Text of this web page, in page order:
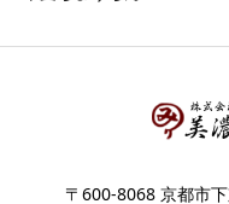
〒600-8068 京都市